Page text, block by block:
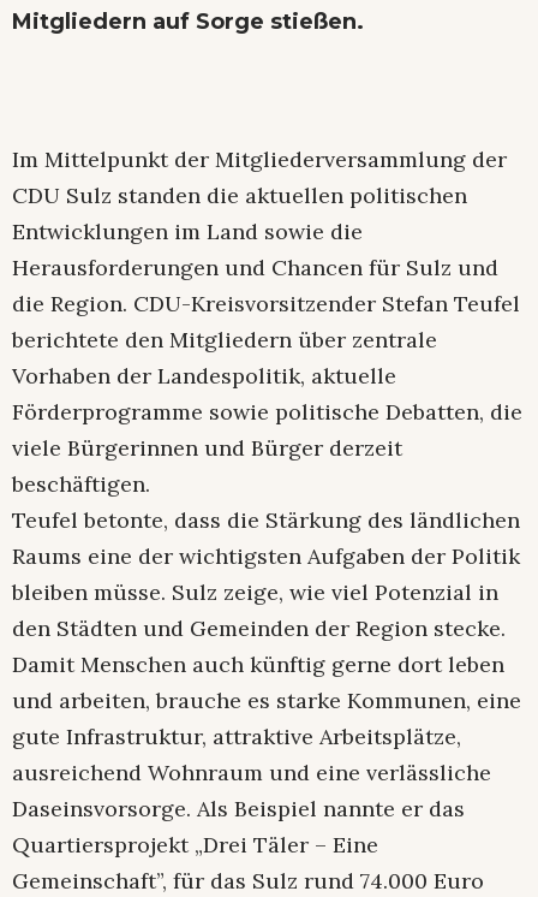
Mitgliedern auf Sorge stießen.
Im Mittelpunkt der Mitgliederversammlung der
CDU Sulz standen die aktuellen politischen
Entwicklungen im Land sowie die
Herausforderungen und Chancen für Sulz und
die Region. CDU-Kreisvorsitzender Stefan Teufel
berichtete den Mitgliedern über zentrale
Vorhaben der Landespolitik, aktuelle
Förderprogramme sowie politische Debatten, die
viele Bürgerinnen und Bürger derzeit
beschäftigen.
Teufel betonte, dass die Stärkung des ländlichen
Raums eine der wichtigsten Aufgaben der Politik
bleiben müsse. Sulz zeige, wie viel Potenzial in
den Städten und Gemeinden der Region stecke.
Damit Menschen auch künftig gerne dort leben
und arbeiten, brauche es starke Kommunen, eine
gute Infrastruktur, attraktive Arbeitsplätze,
ausreichend Wohnraum und eine verlässliche
Daseinsvorsorge. Als Beispiel nannte er das
Quartiersprojekt „Drei Täler – Eine
Gemeinschaft”, für das Sulz rund 74.000 Euro